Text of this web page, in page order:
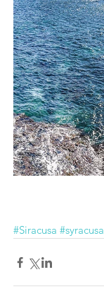
#Siracusa #syracusa